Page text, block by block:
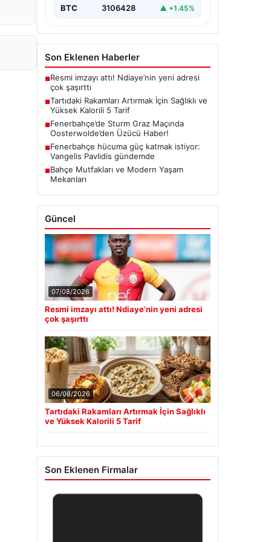
BTC 3106428 ▲ +1.45%
Son Eklenen Haberler
■Resmi imzayı attı! Ndiaye’nin yeni adresi
çok şaşırttı
■Tartıdaki Rakamları Artırmak İçin Sağlıklı ve
Yüksek Kalorili 5 Tarif
■Fenerbahçe’de Sturm Graz Maçında
Oosterwolde’den Üzücü Haber!
■Fenerbahçe hücuma güç katmak istiyor:
Vangelis Pavlidis gündemde
■Bahçe Mutfakları ve Modern Yaşam
Mekanları
Güncel
07/08/2026
Resmi imzayı attı! Ndiaye’nin yeni adresi
çok şaşırttı
06/08/2026
Tartıdaki Rakamları Artırmak İçin Sağlıklı
ve Yüksek Kalorili 5 Tarif
Son Eklenen Firmalar